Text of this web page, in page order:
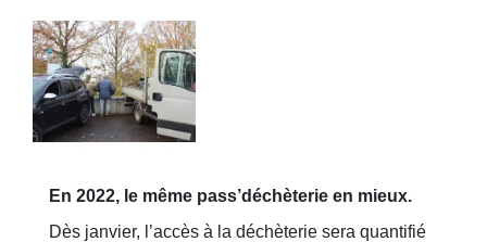
En 2022, le même pass’déchèterie en mieux.
Dès janvier, l’accès à la déchèterie sera quantifié